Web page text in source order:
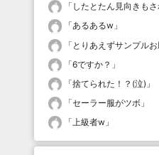
「 したとたん見向きも
「あるあるw 」
「 とりあえずサンプル
「6ですか？ 」
「捨てられた！？(泣) 」
「セーラー服がツボ 」
「上級者w 」